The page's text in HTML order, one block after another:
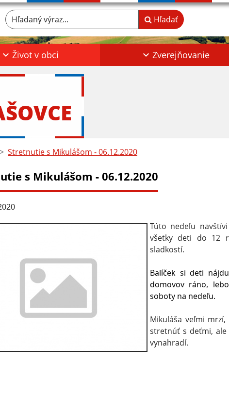
Hľadaný výraz... Hľadať
Život v obci Zverejňovanie
Stretnutie s Mikulášom - 06.12.2020
s Mikulášom - 06.12.2020
Túto nedeľu
všetky deti do 12
sladkostí.
Balíček si deti
domovov ráno,
soboty na nedeľu.
Mikuláša veľmi
stretnúť s deťmi,
vynahradí.